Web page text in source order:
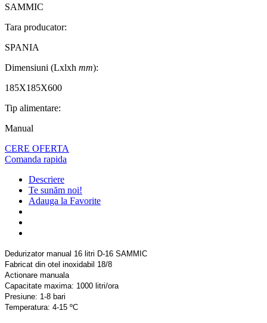
SAMMIC
Tara producator:
SPANIA
Dimensiuni (Lxlxh mm):
185X185X600
Tip alimentare:
Manual
CERE OFERTA
Comanda rapida
Descriere
Te sunăm noi!
Adauga la Favorite
Dedurizator manual 16 litri D-16 SAMMIC
Fabricat din otel inoxidabil 18/8
Actionare manuala
Capacitate maxima: 1000 litri/ora
Presiune: 1-8 bari
Temperatura: 4-15 ºC